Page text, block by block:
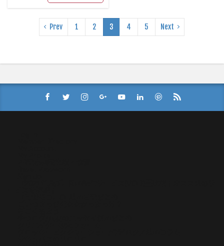
Prev 1 2 3 4 5 Next